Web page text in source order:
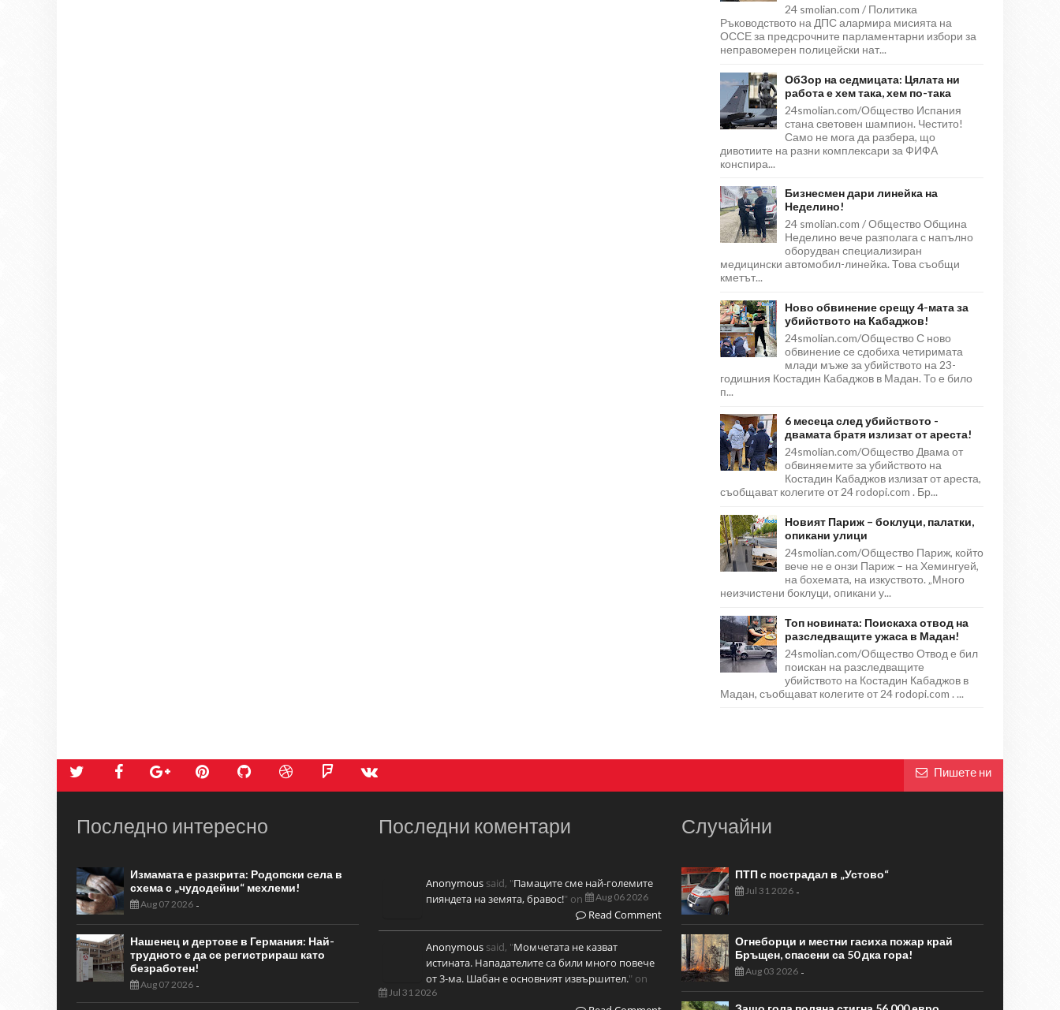
24 smolian.com / Политика
Ръководството на ДПС алармира мисията на
ОССЕ за предсрочните парламентарни избори за
неправомерен полицейски нат...
ОбЗор на седмицата: Цялата ни
работа е хем така, хем по-така
24smolian.com/Общество Испания
стана световен шампион. Честито!
Само не мога да разбера, що
дивотиите на разни комплексари за ФИФА
конспира...
Бизнесмен дари линейка на
Неделино!
24 smolian.com / Общество Община
Неделино вече разполага с напълно
оборудван специализиран
медицински автомобил-линейка. Това съобщи
кметът...
Ново обвинение срещу 4-мата за
убийството на Кабаджов!
24smolian.com/Общество С ново
обвинение се сдобиха четиримата
млади мъже за убийството на 23-
годишния Костадин Кабаджов в Мадан. То е било
п...
6 месеца след убийството -
двамата братя излизат от ареста!
24smolian.com/Общество Двама от
обвиняемите за убийството на
Костадин Кабаджов излизат от ареста,
съобщават колегите от 24 rodopi.com . Бр...
Новият Париж – боклуци, палатки,
опикани улици
24smolian.com/Общество Париж, който
вече не е онзи Париж – на Хемингуей,
на бохемата, на изкуството. „Много
неизчистени боклуци, опикани у...
Топ новината: Поискаха отвод на
разследващите ужаса в Мадан!
24smolian.com/Общество Отвод е бил
поискан на разследващите
убийството на Костадин Кабаджов в
Мадан, съобщават колегите от 24 rodopi.com . ...
Пишете ни
Последно интересно
Измамата е разкрита: Родопски села в
схема с „чудодейни“ мехлеми!
Aug 07 2026 -
Нашенец и дертове в Германия: Най-
трудното е да се регистрираш като
безработен!
Aug 07 2026 -
Последни коментари
Anonymous said, "Памаците сме най-големите
пияндета на земята, бравос!" on Aug 06 2026
Read Comment
Anonymous said, "Момчетата не казват
истината. Нападателите са били много повече
от 3-ма. Шабан е основният извършител." on
Jul 31 2026
Случайни
ПТП с пострадал в „Устово“
Jul 31 2026-
Огнеборци и местни гасиха пожар край
Бръщен, спасени са 50 дка гора!
Aug 03 2026-